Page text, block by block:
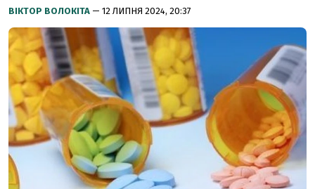
ВІКТОР ВОЛОКІТА — 12 ЛИПНЯ 2024, 20:37